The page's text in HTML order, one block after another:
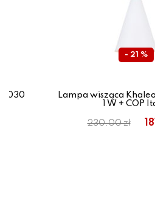
- 21 %
Lampa wisząca
1 W + COP
230.00 zł